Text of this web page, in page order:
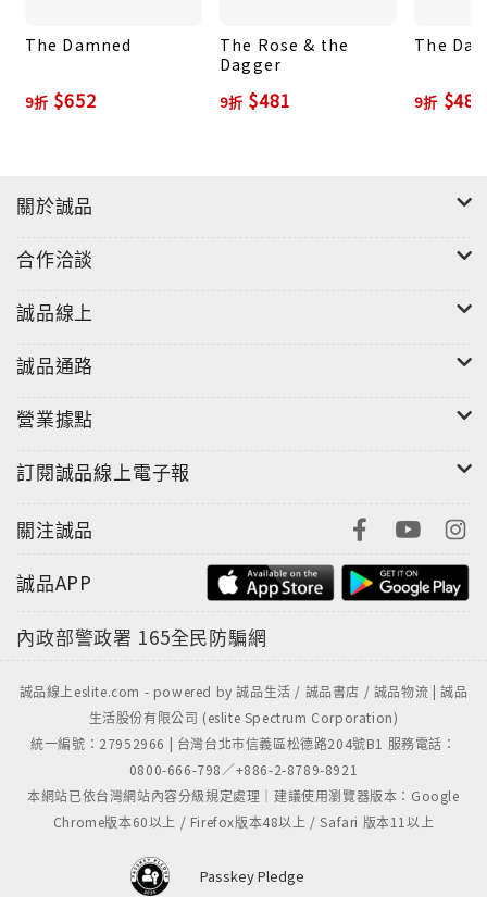
The Damned
9折 $652
The Rose & the
Dagger
9折 $481
The
9折 $481
關於誠品
合作洽談
誠品線上
誠品通路
營業據點
訂閱誠品線上電子報
關注誠品
誠品APP
內政部警政署 165全民防騙網
誠品線上eslite.com - powered by 誠品生活 / 誠品書店 / 誠品物流 | 誠品
生活股份有限公司 (eslite Spectrum Corporation)
統一編號：27952966 | 台灣台北市信義區松德路204號B1 服務電話：
0800-666-798／+886-2-8789-8921
本網站已依台灣網站內容分級規定處理｜建議使用瀏覽器版本：Google
Chrome版本60以上 / Firefox版本48以上 / Safari 版本11以上
Passkey Pledge